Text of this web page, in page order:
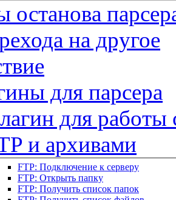
останова
на другое
для парсера
для работы
и архивами
FTP: Подключение к серверу
FTP: Открыть папку
FTP: Получить список папок